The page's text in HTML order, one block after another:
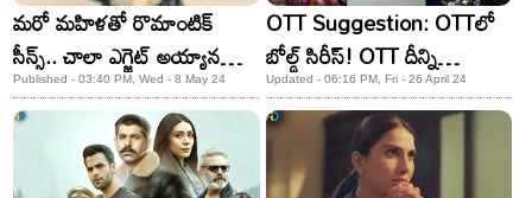
మరో మహిళతో రొమాంటిక్
సీన్స్.. చాలా ఎగ్జైట్ అయ్యానన్న
స్టార్ హీరోయిన్!
Published - 03:40 PM, Wed - 8 May 24
OTT Suggestion: OTTలో
బోల్డ్ సిరీస్! OTT దీన్ని
చూసేప్పుడు ఇంట్లో ఎవరూ
లేకుండా చూసుకోండి!
Updated - 06:16 PM, Fri - 26 April 24